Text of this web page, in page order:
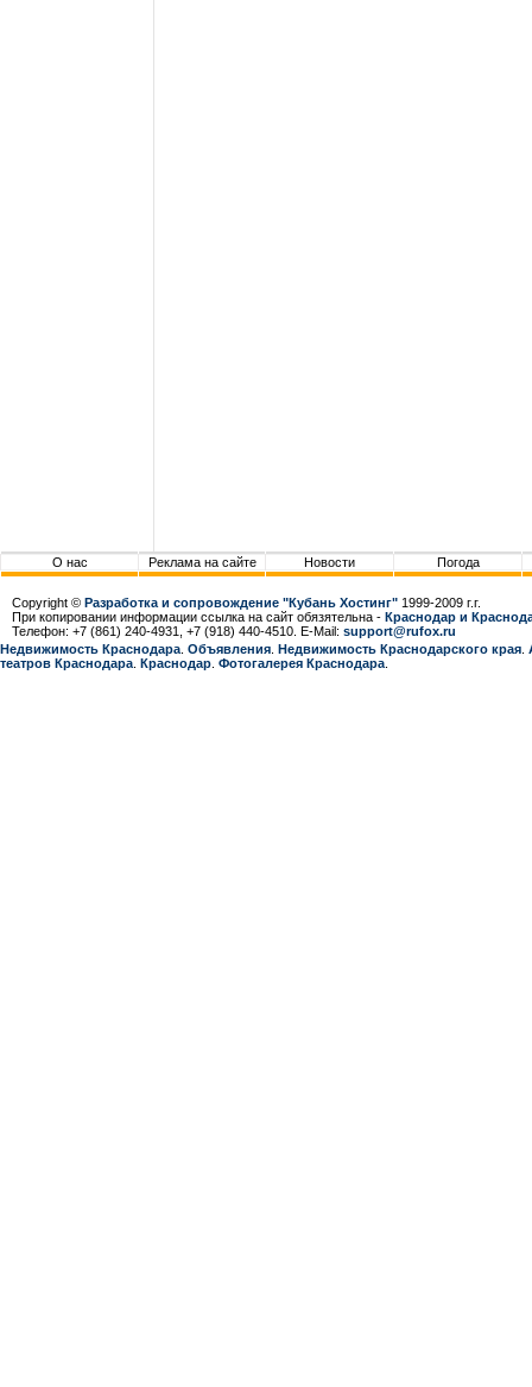
О нас Реклама на сайте Новости Погода
Copyright © Разработка и сопровождение "Кубань Хостинг" 1999-2009 г.г.
При копировании информации ссылка на сайт обязятельна - Краснодар и
Телефон: +7 (861) 240-4931, +7 (918) 440-4510. E-Mail: support@rufox.ru
Недвижимость Краснодара Объявления Недвижимость Краснодарcкого края
театров Краснодара Краснодар Фотогалерея Краснодара